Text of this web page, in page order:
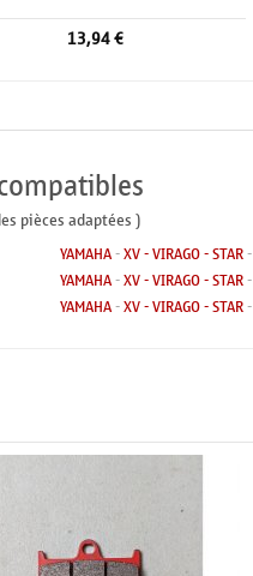
13,94 €
pièces adaptées )
YAMAHA-XV - VIRAGO - STAR-
YAMAHA-XV - VIRAGO - STAR-
YAMAHA-XV - VIRAGO - STAR-